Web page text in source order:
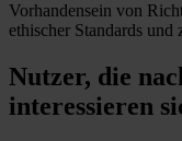
Vorhandensein von
ethischer Standards
Nutzer, die
interessieren